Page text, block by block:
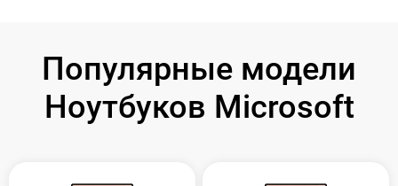
Популярные модели
Ноутбуков Microsoft